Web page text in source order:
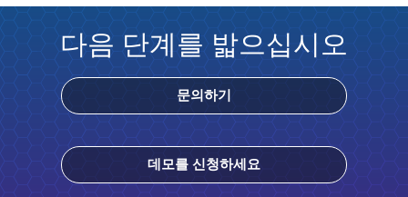
다음 단계를 밟으십시오
문의하기
데모를 신청하세요